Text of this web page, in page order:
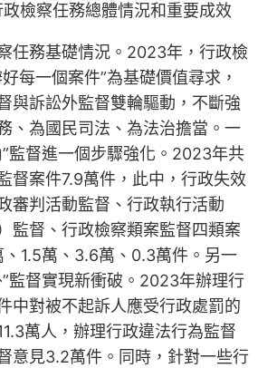
檢察任務總體情況和重要成效
任務基礎情況。2023年，行政檢
每一個案件”為基礎價值尋求，
與訴訟外監督雙輪驅動，不斷強
、為國民司法、為法治擔當。一
監督進一個步驟強化。2023年共
督案件7.9萬件，此中，行政失效
審判活動監督、行政執行活動
監督、行政檢察類案監督四類案
1.5萬、3.6萬、0.3萬件。另一
監督實現新衝破。2023年辦理行
中對被不起訴人應受行政處罰的
萬人，辦理行政違法行為監督
意見3.2萬件。同時，針對一些行